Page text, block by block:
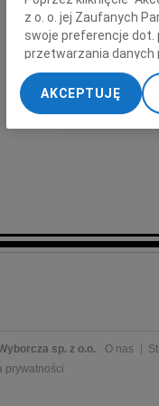
sp. z o.o. O nas
prywatności
z o. o. jej Zaufanych
swoje preferencje dot.
przetwarzania danych
„Ustawienia
My, nasi Zaufani
dokładnych danych
Przechowywanie
treści, badnie
AKCEPTUJĘ